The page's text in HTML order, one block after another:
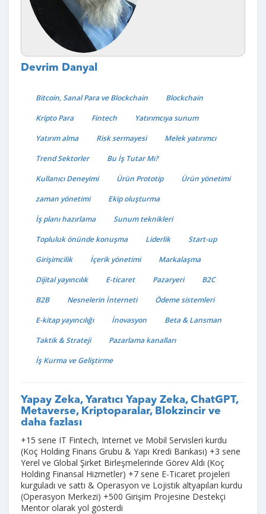
Devrim Danyal
Bitcoin, Sanal Para ve Blockchain
Blockchain
Kripto Para
Fintech
Yatırımcıya sunum
Yatırım alma
Risk sermayesi
Melek yatırımcı
Trend Sektorler
Bu İş Tutar Mı?
Kullanıcı Deneyimi
Ürün Prototip
Ürün yönetimi
zaman yönetimi
Ekip oluşturma
İş planı hazırlama
Sunum teknikleri
Topluluk önünde konuşma
Liderlik
Start-up
Girişimcilik
İçerik yönetimi
Markalaşma
Dijital yayıncılık
E-ticaret Pazaryeri
B2C
B2B
Nesnelerin İnterneti
Ödeme sistemleri
E-kitap yayıncılığı
İnovasyon
Beta & Lansman
Taktik & Strateji
Pazarlama kanalları
İş Kurma ve Geliştirme
Yapay Zeka, Yaratıcı Yapay Zeka, ChatGPT,
Metaverse, Kriptoparalar, Blokzincir ve
daha fazlası
+15 sene IT Fintech, Internet ve Mobil Servisleri kurdu
(Koç Holding Finans Grubu & Yapı Kredi Bankası) +3 sene
Yerel ve Global Şirket Birleşmelerinde Görev Aldı (Koç
Holding Finansal Hizmetler) +7 sene E-Ticaret projeleri
kurguladı ve sattı & Operasyon ve Lojistik altyapıları kurdu
(Operasyon Merkezi) +500 Girişim Projesine Destekçi
Mentor olarak yol gösterdi